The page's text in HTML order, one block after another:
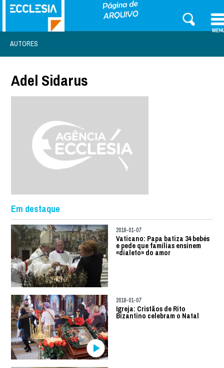
AUTORES
Adel Sidarus
Em destaque
2018-01-07
Vaticano: Papa batiza 34 bebés
e pede que famílias ensinem
«dialeto» do amor
2018-01-07
Igreja: Cristãos de Rito
Bizantino celebram o Natal